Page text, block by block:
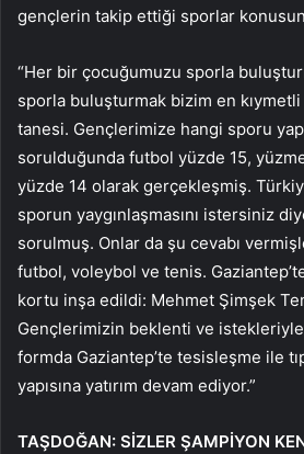
gençlerin takip ettiği sporlar
“Her bir çocuğumuzu sporla
sporla buluşturmak bizim en kıymetli
tanesi. Gençlerimize hangi sporu
sorulduğunda futbol yüzde 15,
yüzde 14 olarak gerçekleşmiş.
sporun yaygınlaşmasını istersiniz
sorulmuş. Onlar da şu cevabı
futbol, voleybol ve tenis.
kortu inşa edildi: Mehmet Şimşek
Gençlerimizin beklenti ve istekleriyle
formda Gaziantep’te tesisleşme ile
yapısına yatırım devam ediyor.”
TAŞDOĞAN: SİZLER ŞAMPİYON